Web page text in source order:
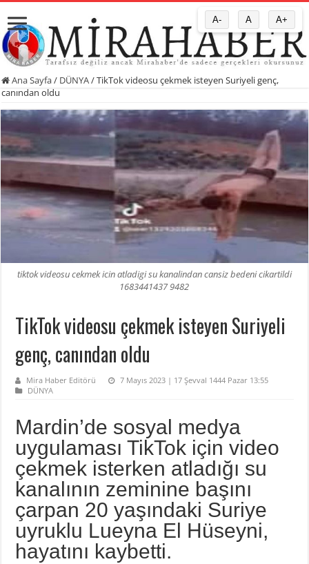
Ana Sayfa/ DÜNYA/TikTok videosu çekmek isteyen Suriyeli genç,
canından oldu
tiktok videosu cekmek icin atladigi su kanalindan cansiz bedeni cikartildi
1683441437 9482
TikTok videosu çekmek isteyen Suriyeli
genç, canından oldu
Mira Haber Editörü
7 Mayıs 2023 | 17 Şevval 1444 Pazar 13:55
DÜNYA
Mardin’de sosyal medya
uygulaması TikTok için video
çekmek isterken atladığı su
kanalının zeminine başını
çarpan 20 yaşındaki Suriye
uyruklu Lueyna El Hüseyni,
hayatını kaybetti.
A- A A+